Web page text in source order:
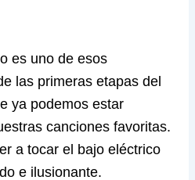
uno de esos
las primeras etapas del
ya podemos estar
canciones favoritas.
a tocar el bajo eléctrico
e ilusionante.